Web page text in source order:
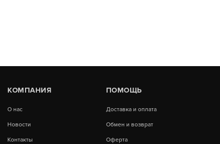
КОМПАНИЯ
О нас
Новости
Контакты
ПОМОЩЬ
Доставка и оплата
Обмен и возврат
Оферта